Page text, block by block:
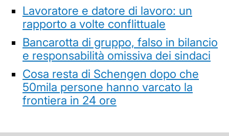
Lavoratore e datore di lavoro: un
rapporto a volte conflittuale
Bancarotta di gruppo, falso in bilancio
e responsabilità omissiva dei sindaci
Cosa resta di Schengen dopo che
50mila persone hanno varcato la
frontiera in 24 ore